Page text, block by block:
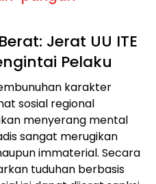
Jerat UU ITE
Pelaku
karakter
sosial regional
menyerang mental
sangat merugikan
immaterial. Secara
tuduhan berbasis